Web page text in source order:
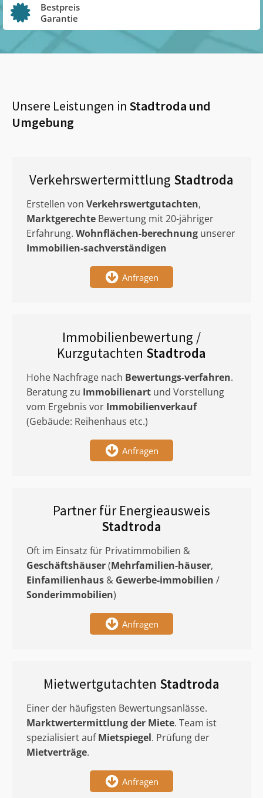
Bestpreis
Garantie
Unsere Leistungen in Stadtroda und
Umgebung
Verkehrswertermittlung Stadtroda
Erstellen von Verkehrswertgutachten,
Marktgerechte Bewertung mit 20-jähriger
Erfahrung. Wohnflächen-berechnung unserer
Immobilien-sachverständigen
Anfragen
Immobilienbewertung /
Kurzgutachten Stadtroda
Hohe Nachfrage nach Bewertungs-verfahren.
Beratung zu Immobilienart und Vorstellung
vom Ergebnis vor Immobilienverkauf
(Gebäude: Reihenhaus etc.)
Anfragen
Partner für Energieausweis
Stadtroda
Oft im Einsatz für Privatimmobilien &
Geschäftshäuser(Mehrfamilien-häuser,
Einfamilienhaus & Gewerbe-immobilien /
Sonderimmobilien)
Anfragen
Mietwertgutachten Stadtroda
Einer der häufigsten Bewertungsanlässe.
Marktwertermittlungder Miete. Team ist
spezialisiert aufMietspiegel. Prüfung der
Mietverträge.
Anfragen